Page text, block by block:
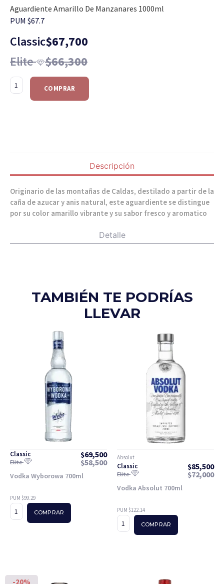
Aguardiente Amarillo De Manzanares 1000ml
PUM $67.7
Classic$67,700
Elite $66,300
COMPRAR
Descripción
Detalle
Originario de las montañas de Caldas, destilado a partir de la
caña de azucar y anis natural, este aguardiente se distingue
por su color amarillo vibrante y su sabor fresco y aromatico
TAMBIÉN TE PODRÍAS
LLEVAR
Classic $69,500
Elite $58,500
Vodka Wyborowa 700ml
PUM $99.29
COMPRAR
Absolut
Classic $85,500
Elite $72,000
Vodka Absolut 700ml
PUM $122.14
COMPRAR
-20%